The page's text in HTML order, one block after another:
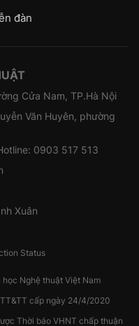
đàn
Cửa Nam, TP.Hà Nội
Văn Huyên, phường
0903 517 513
Xuân
Nghệ thuật Việt Nam
cấp ngày 24/4/2020
Thời báo VHNT chấp thuận